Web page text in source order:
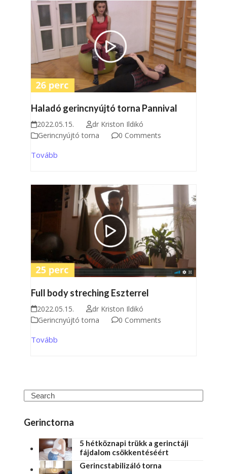
Haladó gerincnyújtó torna Pannival
2022.05.15.
dr Kriston Ildikó
Gerincnyújtó torna
0 Comments
Tovább
Full body streching Eszterrel
2022.05.15.
dr Kriston Ildikó
Gerincnyújtó torna
0 Comments
Tovább
Gerinctorna
5 hétköznapi trükk a gerinctáji
fájdalom csökkentéséért
Gerincstabilizáló torna